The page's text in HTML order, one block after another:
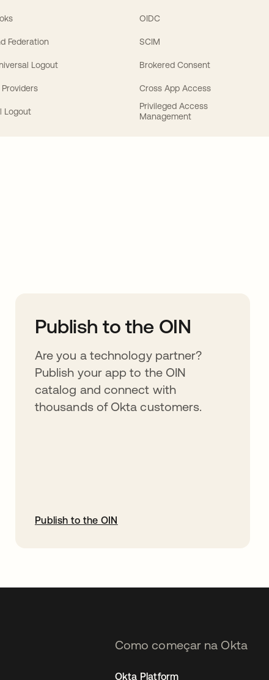
Federation
Logout
Logout
OIDC
SCIM
Brokered Consent
Cross App Access
Privileged Access
Management
Publish to the OIN
Are you a technology partner?
Publish your app to the OIN
catalog and connect with
thousands of Okta customers.
Publish to the OIN
Como começar na Okta
Okta Platform